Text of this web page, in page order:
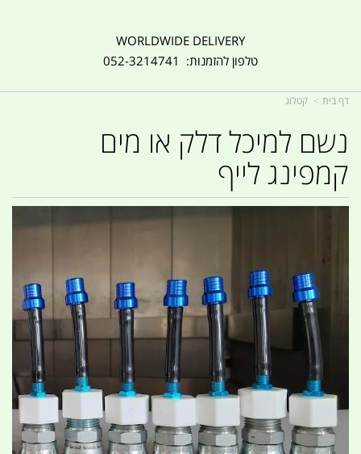
WORLDWIDE DELIVERY
טלפון להזמנות: 052-3214741
דף בית קטלוג
נשם למיכל דלק או מים
קמפינג לייף